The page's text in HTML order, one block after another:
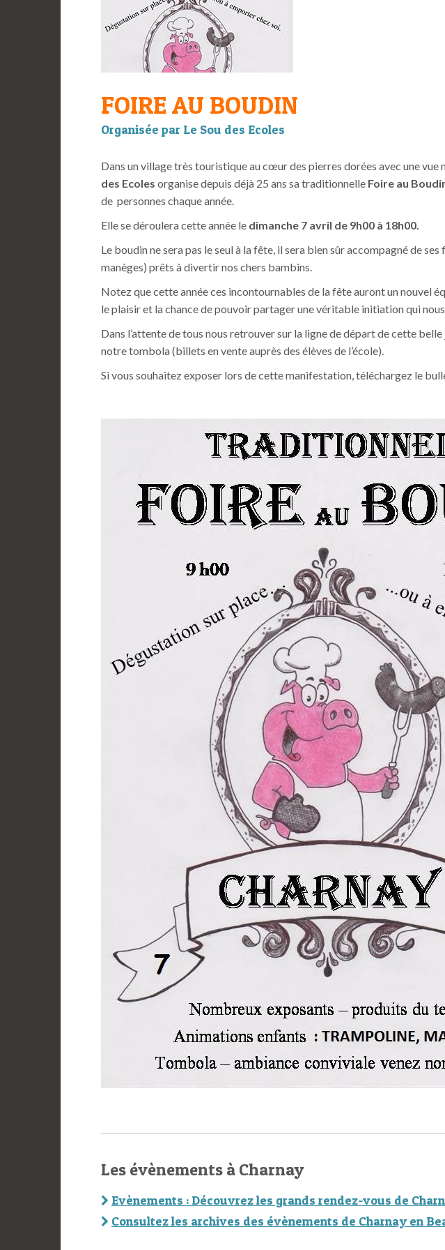
FOIRE AU BOUDIN
Organisée par Le Sou des Ecoles
Dans un village très touristique au cœur des pierres dorées avec une vue
des Ecoles organise depuis déjà 25 ans sa traditionnelle Foire au
de personnes chaque année.
Elle se déroulera cette année le dimanche 7 avril de 9h00 à 18h00.
Le boudin ne sera pas le seul à la fête, il sera bien sûr accompagné de
manèges) prêts à divertir nos chers bambins.
Notez que cette année ces incontournables de la fête auront un nouvel
le plaisir et la chance de pouvoir partager une véritable initiation qui
Dans l’attente de tous nous retrouver sur la ligne de départ de cette
notre tombola (billets en vente auprès des élèves de l’école).
Si vous souhaitez exposer lors de cette manifestation, téléchargez le
Les évènements à Charnay
Evènements : Découvrez les grands rendez-vous de
Consultez les archives des évènements de Charnay en